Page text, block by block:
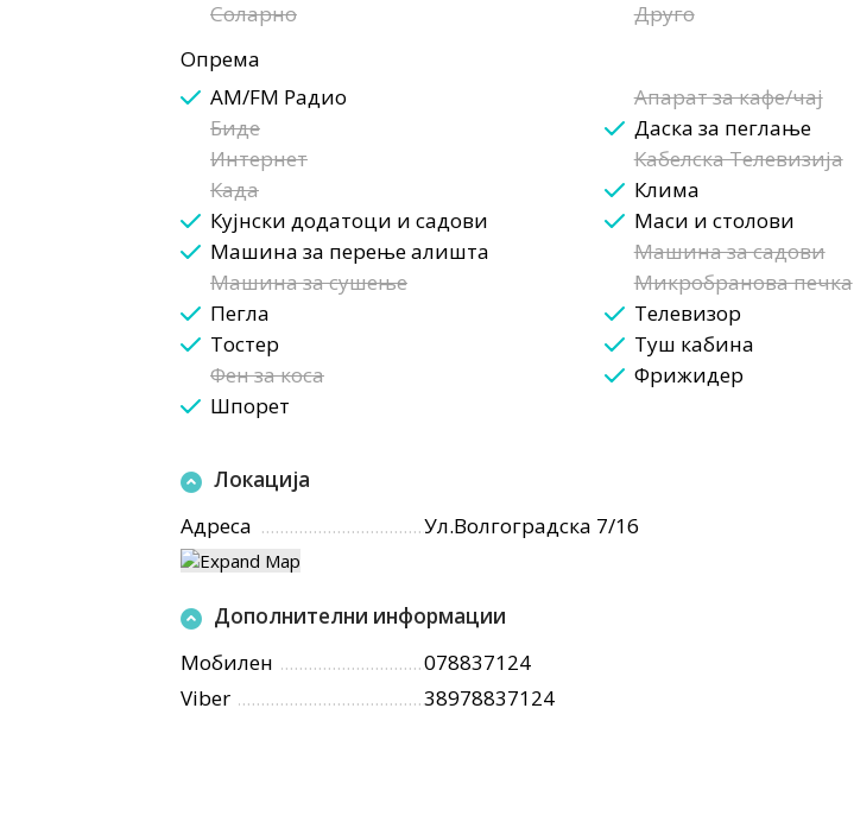
Соларно
Друго
Опрема
AM/FM Радио
Апарат за кафе/чај
Биде
Даска за пеглање
Интернет
Кабелска Телевизија
Када
Клима
Кујнски додатоци и садови
Маси и столови
Машина за перење алишта
Машина за садови
Машина за сушење
Микробранова печка
Пегла
Телевизор
Тостер
Туш кабина
Фен за коса
Фрижидер
Шпорет
Локација
Адреса
Ул.Волгоградска 7/16
Дополнителни информации
Мобилен
078837124
Viber
38978837124